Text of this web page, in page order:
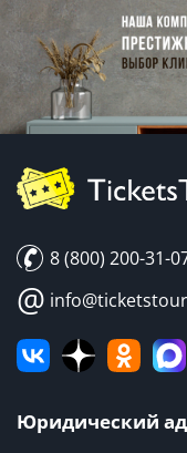
8 (800) 200-31-
@
Юридический